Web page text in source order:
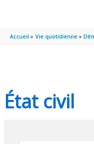
Accueil Vie quotidienne
État civil